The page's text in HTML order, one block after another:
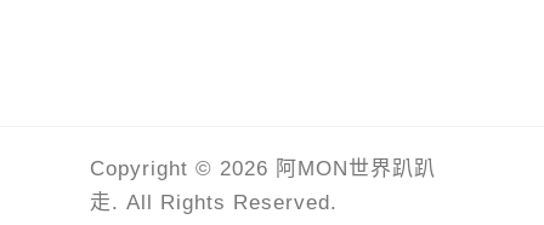
Copyright © 2026 阿MON世界趴趴
走. All Rights Reserved.